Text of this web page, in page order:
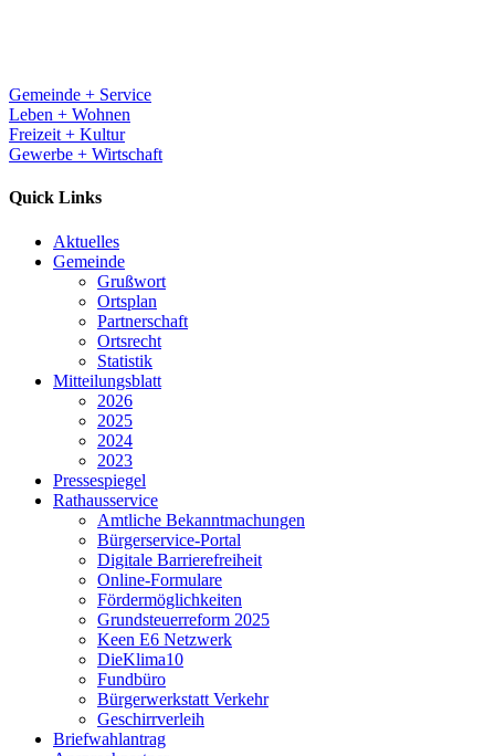
Gemeinde + Service
Leben + Wohnen
Freizeit + Kultur
Gewerbe + Wirtschaft
Quick Links
Aktuelles
Gemeinde
Grußwort
Ortsplan
Partnerschaft
Ortsrecht
Statistik
Mitteilungsblatt
2026
2025
2024
2023
Pressespiegel
Rathausservice
Amtliche Bekanntmachungen
Bürgerservice-Portal
Digitale Barrierefreiheit
Online-Formulare
Fördermöglichkeiten
Grundsteuerreform 2025
Keen E6 Netzwerk
DieKlima10
Fundbüro
Bürgerwerkstatt Verkehr
Geschirrverleih
Briefwahlantrag